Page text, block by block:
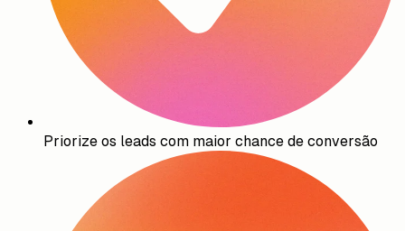
Priorize os leads com maior chance de conversão